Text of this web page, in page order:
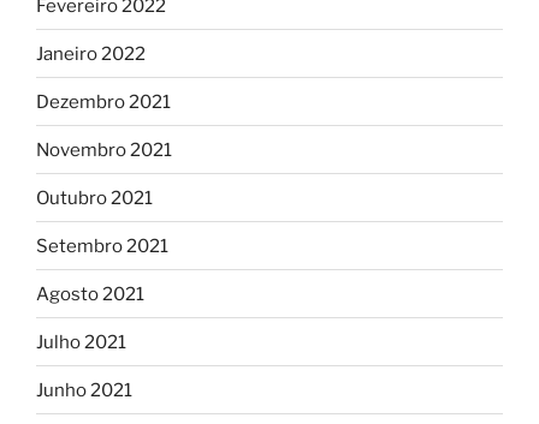
Fevereiro 2022
Janeiro 2022
Dezembro 2021
Novembro 2021
Outubro 2021
Setembro 2021
Agosto 2021
Julho 2021
Junho 2021